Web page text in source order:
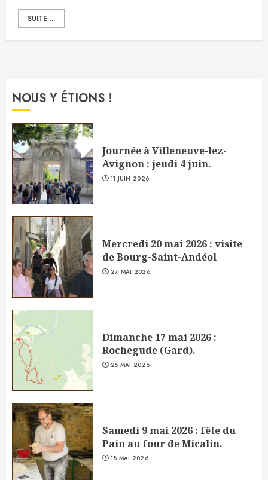
SUITE ...
NOUS Y ÉTIONS !
Journée à Villeneuve-lez-
Avignon : jeudi 4 juin.
11 JUIN 2026
Mercredi 20 mai 2026 : visite
de Bourg-Saint-Andéol
27 MAI 2026
Dimanche 17 mai 2026 :
Rochegude (Gard).
25 MAI 2026
Samedi 9 mai 2026 : fête du
Pain au four de Micalin.
18 MAI 2026